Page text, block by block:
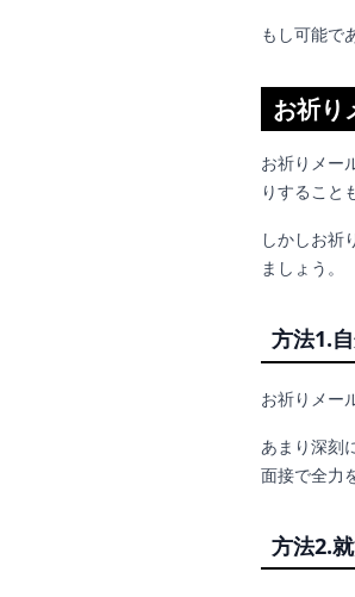
もし可能で
お祈り
お祈りメー
りすること
しかしお祈
ましょう。
方法1.
お祈りメー
あまり深刻
面接で全力
方法2.